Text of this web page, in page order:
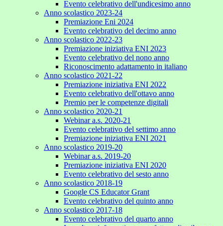
Evento celebrativo dell'undicesimo anno
Anno scolastico 2023-24
Premiazione Eni 2024
Evento celebrativo del decimo anno
Anno scolastico 2022-23
Premiazione iniziativa ENI 2023
Evento celebrativo del nono anno
Riconoscimento adattamento in italiano
Anno scolastico 2021-22
Premiazione iniziativa ENI 2022
Evento celebrativo dell'ottavo anno
Premio per le competenze digitali
Anno scolastico 2020-21
Webinar a.s. 2020-21
Evento celebrativo del settimo anno
Premiazione iniziativa ENI 2021
Anno scolastico 2019-20
Webinar a.s. 2019-20
Premiazione iniziativa ENI 2020
Evento celebrativo del sesto anno
Anno scolastico 2018-19
Google CS Educator Grant
Evento celebrativo del quinto anno
Anno scolastico 2017-18
Evento celebrativo del quarto anno